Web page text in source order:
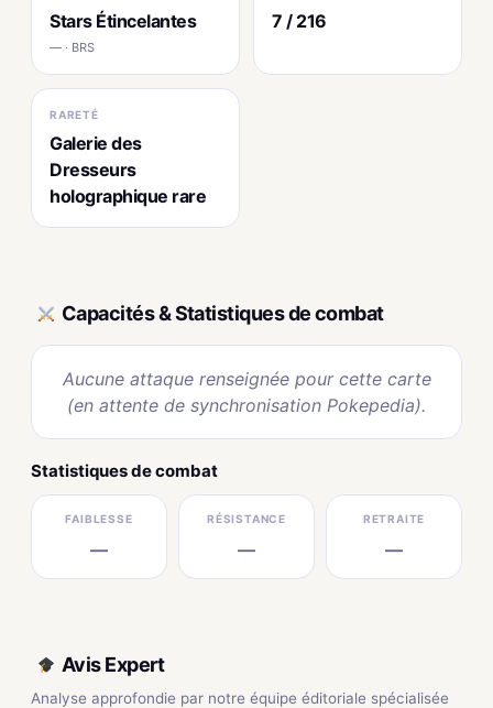
Stars Étincelantes
— · BRS
7 / 216
RARETÉ
Galerie des
Dresseurs
holographique rare
Capacités & Statistiques de combat
Aucune attaque renseignée pour cette carte
(en attente de synchronisation Pokepedia).
Statistiques de combat
FAIBLESSE
—
RÉSISTANCE
—
RETRAITE
—
Avis Expert
Analyse approfondie par notre équipe éditoriale spécialisée